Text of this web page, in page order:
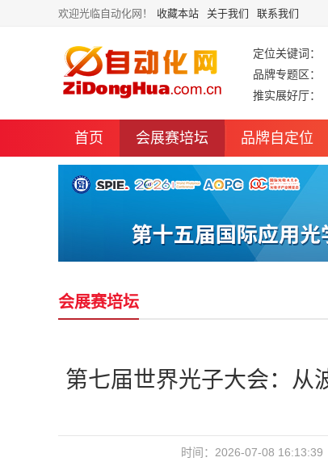
欢迎光临自动化网！ 收藏本站 关于我们 联系我们
定位关键词：
品牌专题区：
推实展好厅：
首页 会展赛培坛 品牌自定位
会展赛培坛
第七届世界光子大会：从
时间：2026-07-08